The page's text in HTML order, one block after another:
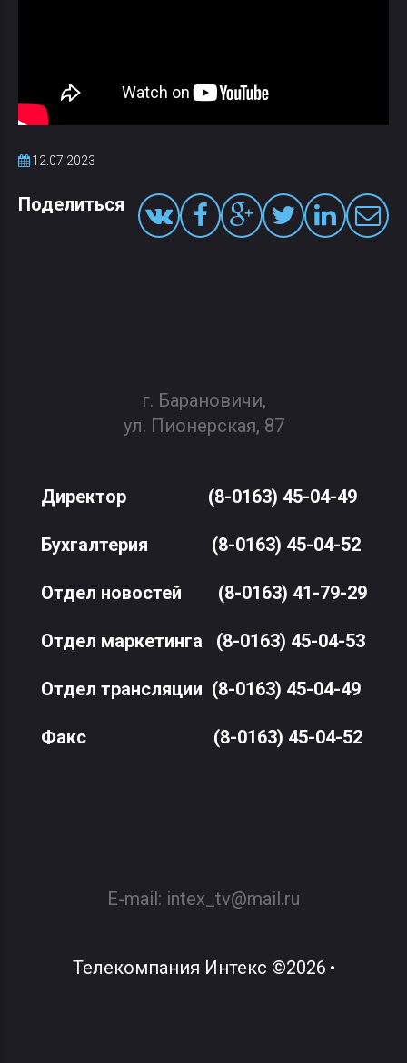
12.07.2023
Поделиться
г. Барановичи,
ул. Пионерская, 87
Директор (8-0163) 45-04-49
Бухгалтерия (8-0163) 45-04-52
Отдел новостей (8-0163) 41-79-29
Отдел маркетинга (8-0163) 45-04-53
Отдел трансляции (8-0163) 45-04-49
Факс(8-0163) 45-04-52
E-mail: intex_tv@mail.ru
Телекомпания Интекс ©2026